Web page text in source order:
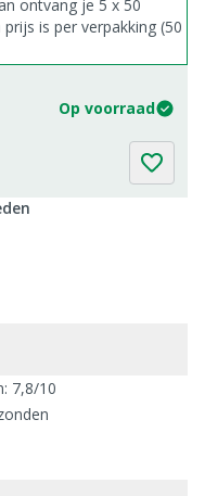
ontvang je 5 x 50
is per verpakking (50
Op voorraad
7,8/10